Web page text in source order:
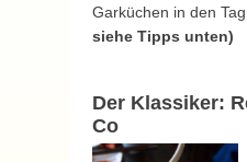
Garküchen in den
siehe Tipps unten)
Der Klassiker:
Co